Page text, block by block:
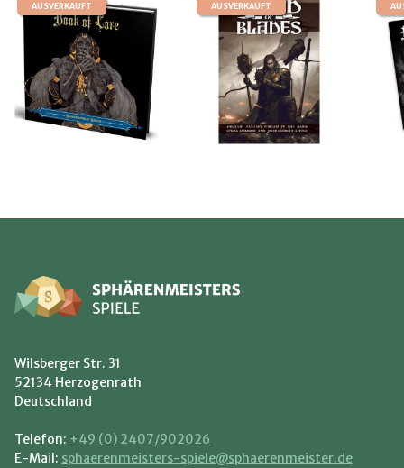
AUSVERKAUFT AUSVERKAUFT
Wilsberger Str. 31
52134 Herzogenrath
Deutschland
Telefon: +49 (0) 2407/902026
E-Mail: sphaerenmeisters-spiele@sphaerenmeister.de